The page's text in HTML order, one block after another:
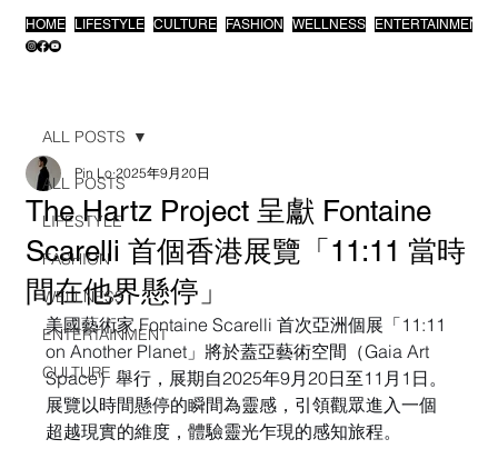
HOME LIFESTYLE CULTURE FASHION WELLNESS ENTERTAINMENT
ALL POSTS
LIFESTYLE
FASHION
WELLNESS
ENTERTAINMENT
CULTURE
ALL POSTS
The Hartz Project 呈獻 Fontaine
Scarelli 首個香港展覽「11:11 當時
間在他界懸停」
Pin Lo 2025年9月20日
美國藝術家 Fontaine Scarelli 首次亞洲個展「11:11
on Another Planet」將於蓋亞藝術空間（Gaia Art
Space）舉行，展期自2025年9月20日至11月1日。
展覽以時間懸停的瞬間為靈感，引領觀眾進入一個
超越現實的維度，體驗靈光乍現的感知旅程。